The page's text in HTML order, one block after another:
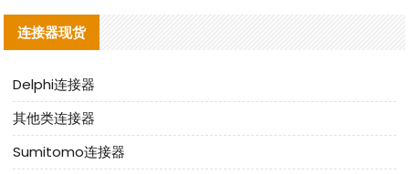
连接器现货
Delphi连接器
其他类连接器
Sumitomo连接器